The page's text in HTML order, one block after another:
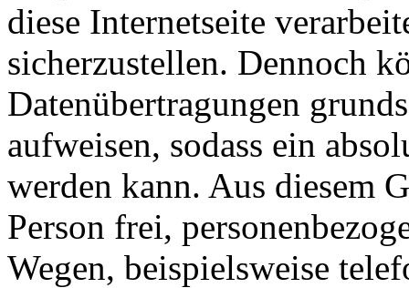
diese Internetseite
sicherzustellen. Dennoch
Datenübertragungen
aufweisen, sodass ein
werden kann. Aus diesem
Person frei,
Wegen, beispielsweise